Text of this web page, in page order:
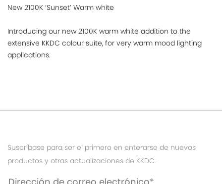
New 2100K ‘Sunset’ Warm white
Introducing our new 2100K warm white addition to the
extensive KKDC colour suite, for very warm mood lighting
applications.
Suscríbase para ser el primero en enterarse de nuevos
productos y otras actualizaciones de KKDC.